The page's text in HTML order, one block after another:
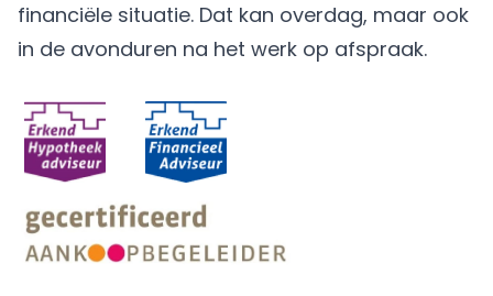
financiële situatie. Dat kan overdag, maar ook
in de avonduren na het werk op afspraak.